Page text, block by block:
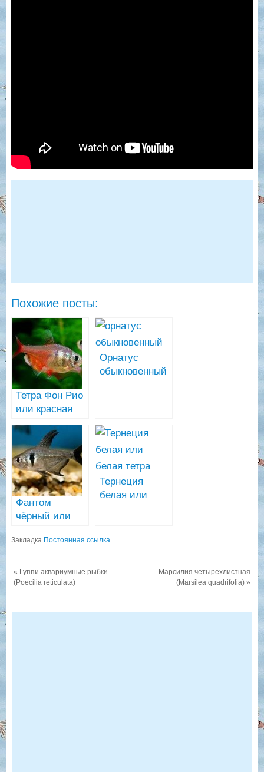
Похожие посты:
Тетра Фон Рио
или красная
тетра
(Hyphessobrycon
flammeus)
Орнатус
обыкновенный
bentosi)
Фантом
чёрный или
черный
megalopterus)
Тернеция
белая или
ternetzi)
Закладка Постоянная ссылка.
« Гуппи аквариумные рыбки
(Poecilia reticulata)
Марсилия четырехлистная
(Marsilea quadrifolia)»